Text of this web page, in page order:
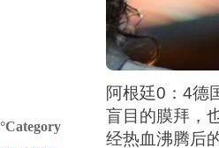
阿根廷0：4德
盲目的膜拜，
经热血沸腾后